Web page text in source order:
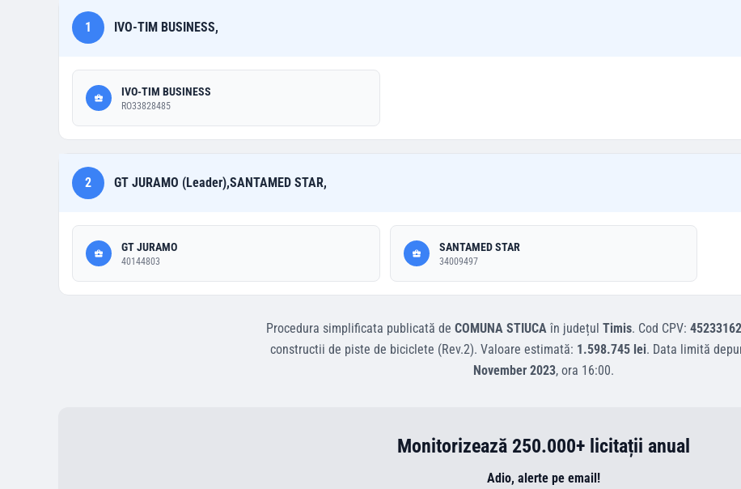
1 IVO-TIM BUSINESS,
IVO-TIM BUSINESS
RO33828485
2 GT JURAMO (Leader),SANTAMED STAR,
GT JURAMO
40144803
SANTAMED STAR
34009497
Procedura simplificata publicată de COMUNA STIUCA în județul Timis. Cod CPV:
constructii de piste de biciclete (Rev.2). Valoare estimată: 1.598.745 lei. Data limită
November 2023, ora 16:00.
Monitorizează 250.000+ licitații anual
Adio, alerte pe email!